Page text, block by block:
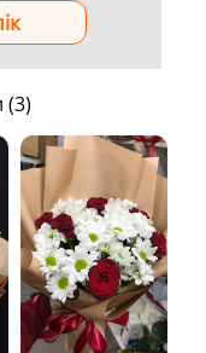
(3)